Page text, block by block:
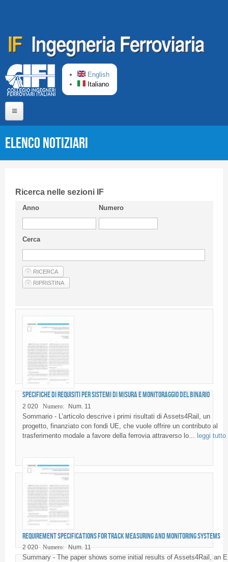
English
Italiano
CIFI in breve
Linee Guida
Privacy Policy
Articoli
Fornitori di prodotti e servizi
Elenco Notiziari
Ricerca nelle sezioni IF
Anno Numero
Cerca
Specifiche di requisiti per sistemi di misura e monitoraggio del binario
2 020 Numero: Num. 11
Sommario - L’articolo descrive i primi risultati di Assets4Rail, un
progetto, finanziato con fondi UE, che vuole offrire un contributo al
trasferimento modale a favore della ferrovia attraverso lo... leggi tutto
Requirement specifications for track measuring and monitoring systems
2 020 Numero: Num. 11
Summary - The paper shows some initial results of Assets4Rail, an